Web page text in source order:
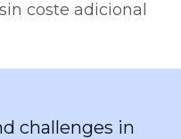
coste adicional
challenges in